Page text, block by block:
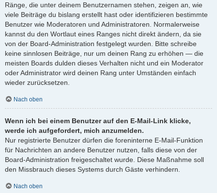
Ränge, die unter deinem Benutzernamen stehen, zeigen an, wie
viele Beiträge du bislang erstellt hast oder identifizieren bestimmte
Benutzer wie Moderatoren und Administratoren. Normalerweise
kannst du den Wortlaut eines Ranges nicht direkt ändern, da sie
von der Board-Administration festgelegt wurden. Bitte schreibe
keine sinnlosen Beiträge, nur um deinen Rang zu erhöhen — die
meisten Boards dulden dieses Verhalten nicht und ein Moderator
oder Administrator wird deinen Rang unter Umständen einfach
wieder zurücksetzen.
Nach oben
Wenn ich bei einem Benutzer auf den E-Mail-Link klicke,
werde ich aufgefordert, mich anzumelden.
Nur registrierte Benutzer dürfen die foreninterne E-Mail-Funktion
für Nachrichten an andere Benutzer nutzen, falls diese von der
Board-Administration freigeschaltet wurde. Diese Maßnahme soll
den Missbrauch dieses Systems durch Gäste verhindern.
Nach oben